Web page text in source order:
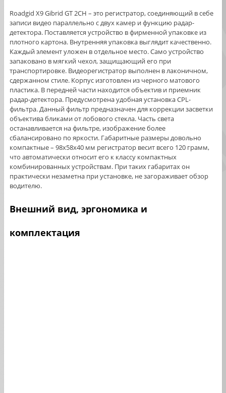
Roadgid X9 Gibrid GT 2CH – это регистратор, соединяющий в себе
записи видео параллельно с двух камер и функцию радар-
детектора. Поставляется устройство в фирменной упаковке из
плотного картона. Внутренняя упаковка выглядит качественно.
Каждый элемент уложен в отдельное место. Само устройство
запаковано в мягкий чехол, защищающий его при
транспортировке. Видеорегистратор выполнен в лаконичном,
сдержанном стиле. Корпус изготовлен из черного матового
пластика. В передней части находится объектив и приемник
радар-детектора. Предусмотрена удобная установка CPL-
фильтра. Данный фильтр предназначен для коррекции засветки
объектива бликами от лобового стекла. Часть света
останавливается на фильтре, изображение более
сбалансировано по яркости. Габаритные размеры довольно
компактные – 98х58х40 мм регистратор весит всего 120 грамм,
что автоматически относит его к классу компактных
комбинированных устройствам. При таких габаритах он
практически незаметна при установке, не загораживает обзор
водителю.
Внешний вид, эргономика и
комплектация